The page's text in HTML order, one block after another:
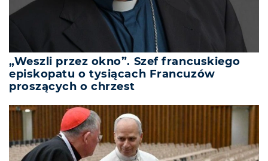
„Weszli przez okno”. Szef francuskiego
episkopatu o tysiącach Francuzów
proszących o chrzest